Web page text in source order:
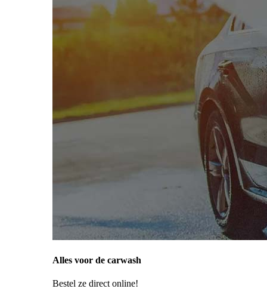
Alles voor de carwash
Bestel ze direct online!